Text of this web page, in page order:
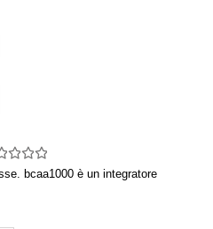
bcaa1000 è un integratore